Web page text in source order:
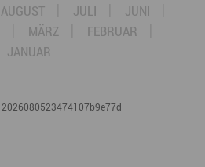
AUGUST JULI
JUNI
MÄRZ
FEBRUAR
JANUAR
2026080523474107b9e77d